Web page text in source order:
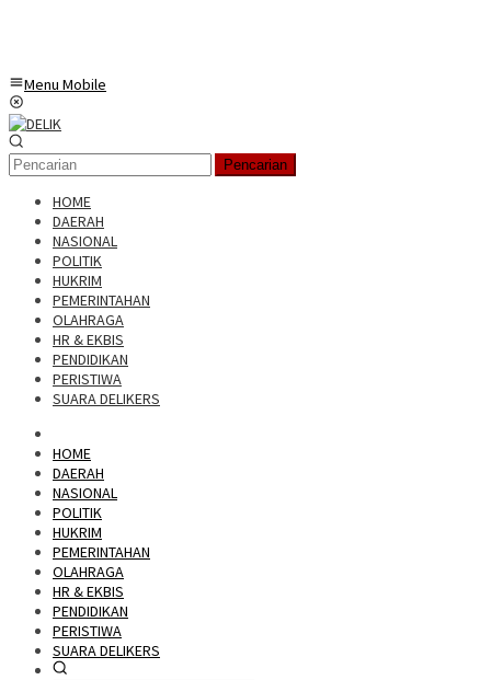
Menu Mobile
Pencarian
HOME
DAERAH
NASIONAL
POLITIK
HUKRIM
PEMERINTAHAN
OLAHRAGA
HR & EKBIS
PENDIDIKAN
PERISTIWA
SUARA DELIKERS
HOME
DAERAH
NASIONAL
POLITIK
HUKRIM
PEMERINTAHAN
OLAHRAGA
HR & EKBIS
PENDIDIKAN
PERISTIWA
SUARA DELIKERS